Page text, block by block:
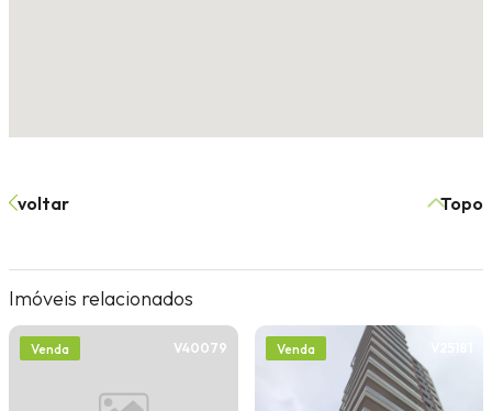
voltar Topo
Imóveis relacionados
Venda V40079 Venda